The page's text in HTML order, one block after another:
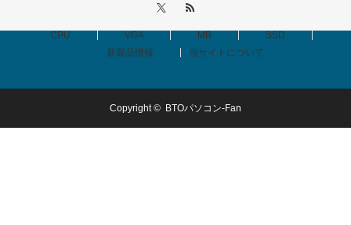
CPU VGA MB
SSD
新製品情報
当サイトについて
Copyright © BTOパソコン-Fan